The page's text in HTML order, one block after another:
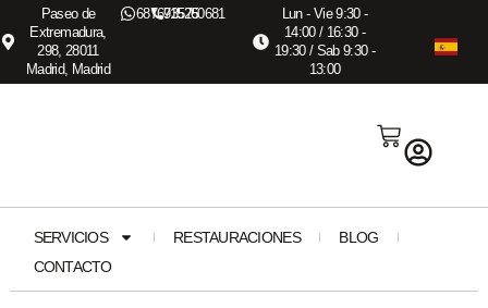
Paseo de
Extremadura,
298, 28011
Madrid, Madrid
687673575
915260681
Lun - Vie 9:30 -
14:00 / 16:30 -
19:30 / Sab 9:30 -
13:00
SERVICIOS RESTAURACIONES
BLOG
CONTACTO